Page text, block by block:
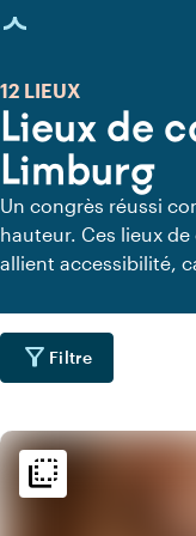
chargée
Lieux de
Limburg
12 LIEUX
Un congrès réussi
hauteur. Ces lieux
allient accessibilité,
pleine nature, vous
expérience se
événement une
filter_alt Filtre
flip_to_back
flip_to_back